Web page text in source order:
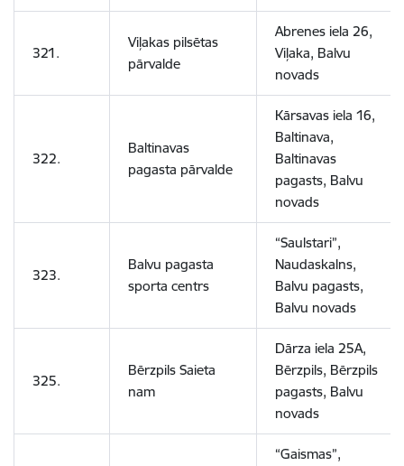
321.
Viļakas pilsētas
pārvalde
Abrenes iela 26,
Viļaka, Balvu
novads
322.
Baltinavas
pagasta pārvalde
Kārsavas iela 16,
Baltinava,
Baltinavas
pagasts, Balvu
novads
323.
Balvu pagasta
sporta centrs
“Saulstari”,
Naudaskalns,
Balvu pagasts,
Balvu novads
325.
Bērzpils Saieta
nam
Dārza iela 25A,
Bērzpils, Bērzpils
pagasts, Balvu
novads
“Gaismas”,